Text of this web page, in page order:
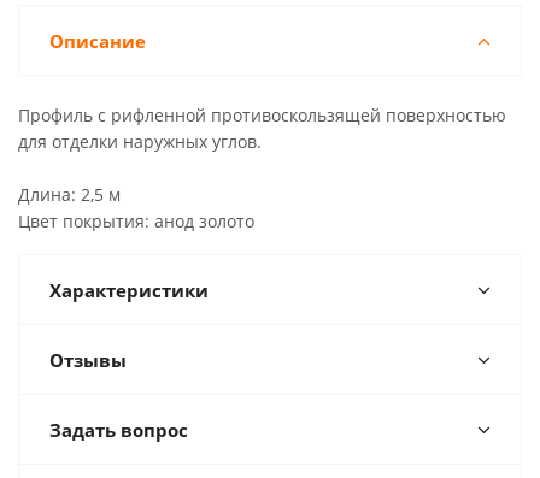
Описание
Профиль с рифленной противоскользящей поверхностью
для отделки наружных углов.
Длина: 2,5 м
Цвет покрытия: анод золото
Характеристики
Отзывы
Задать вопрос